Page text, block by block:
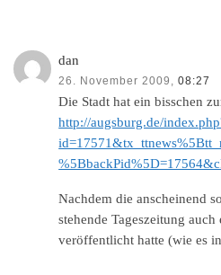
dan
26. November 2009, 08:27
Die Stadt hat ein bisschen
http://augsburg.de/
Nachdem die anscheinend
stehende Tageszeitung
veröffentlicht hatte (wie es